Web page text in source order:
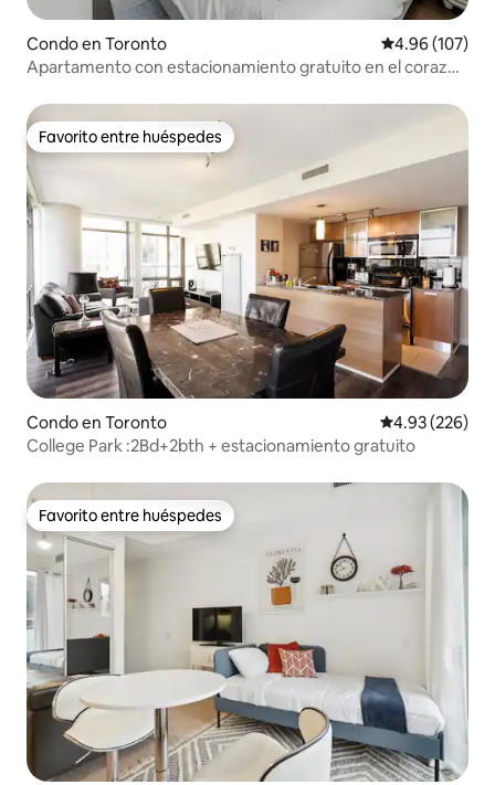
Condo en Toronto Calificación
4.96 (107)
Apartamento con estacionamiento gratuito en el corazón
Favorito entre huéspedes
Favorito entre huéspedes
Condo en Toronto Calificación
4.93 (226)
College Park :2Bd+2bth + estacionamiento gratuito
Favorito entre huéspedes
Favorito entre huéspedes